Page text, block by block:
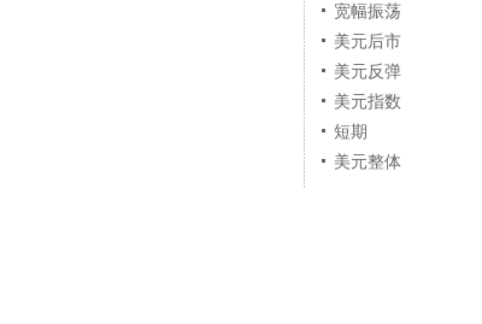
宽幅振荡
美元后市
美元反弹
美元指数
短期
美元整体